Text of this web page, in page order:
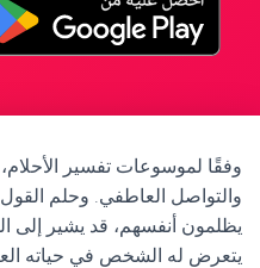
وفقًا لموسوعات تفسير الأحلام،
والتواصل العاطفي. وحلم القول
يظلمون أنفسهم، قد يشير إلى
يتعرض له الشخص في حياته